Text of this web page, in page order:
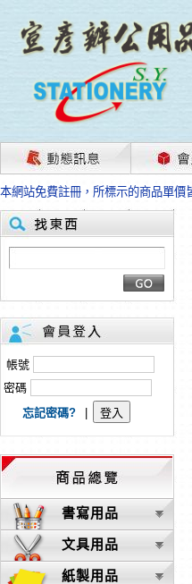
茲因國際情勢變化石油及塑化原物
本網站免費註冊，所標示的商品單價
HP、EPSON、CANON原廠耗材價
本網站免費註冊，所標示的商品單
匯款客戶請注意！因商品繁複來不
本網站免費註冊，所標示的商品單
茲因國際情勢變化石油及塑化原物
本網站免費註冊，所標示的商品單價
HP、EPSON、CANON原廠耗材價
本網站免費註冊，所標示的商品單價
匯款客戶請注意！因商品繁複來不
本網站免費註冊，所標示的商品單
帳號
密碼
忘記密碼?
書寫用品
文具用品
紙製用品